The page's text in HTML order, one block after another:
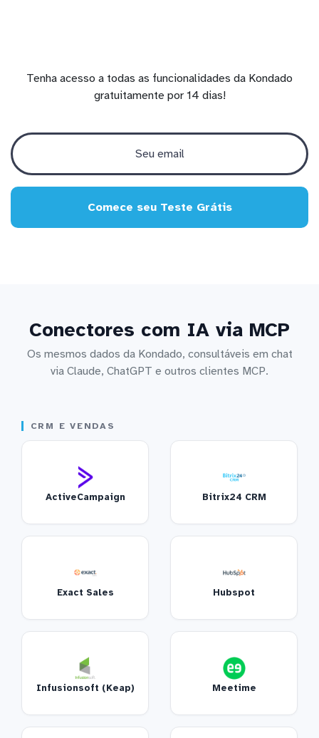
Tenha acesso a todas as funcionalidades da Kondado
gratuitamente por 14 dias!
Comece seu Teste Grátis
Conectores com IA via MCP
Os mesmos dados da Kondado, consultáveis em chat
via Claude, ChatGPT e outros clientes MCP.
CRM E VENDAS
ActiveCampaign Bitrix24 CRM
Exact Sales Hubspot
Infusionsoft (Keap) Meetime